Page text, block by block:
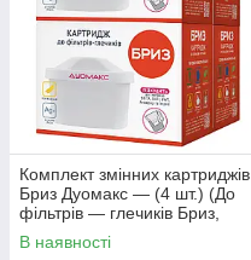
Комплект змінних картриджів
Бриз Дуомакс — (4 шт.) (До
фільтрів — глечиків Бриз,
Brita, Dafi, BWT, Ecosoft)
В наявності